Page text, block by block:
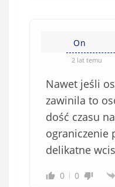
On
2 lat temu
Nawet jeśli
zawinila to
dość czasu
ograniczenie
delikatne
0 0